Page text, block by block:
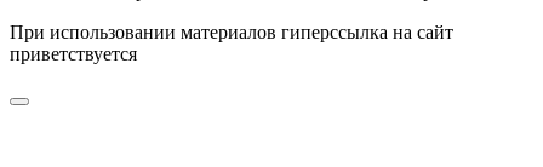
При использовании материалов гиперссылка на сайт
приветствуется